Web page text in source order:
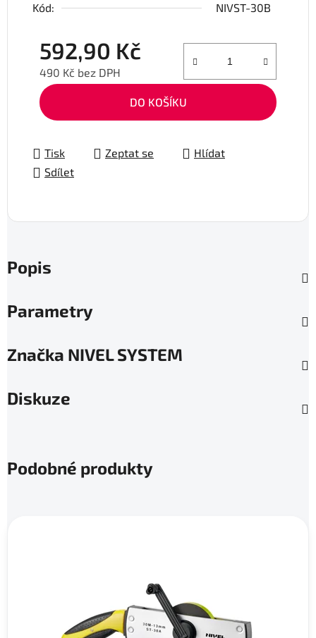
Kód:
NIVST-30B
592,90 Kč
490 Kč bez DPH
Měrná cena:
DO KOŠÍKU
Tisk Zeptat se
Hlídat
Sdílet
Popis
Parametry
Značka NIVEL SYSTEM
Diskuze
Podobné produkty